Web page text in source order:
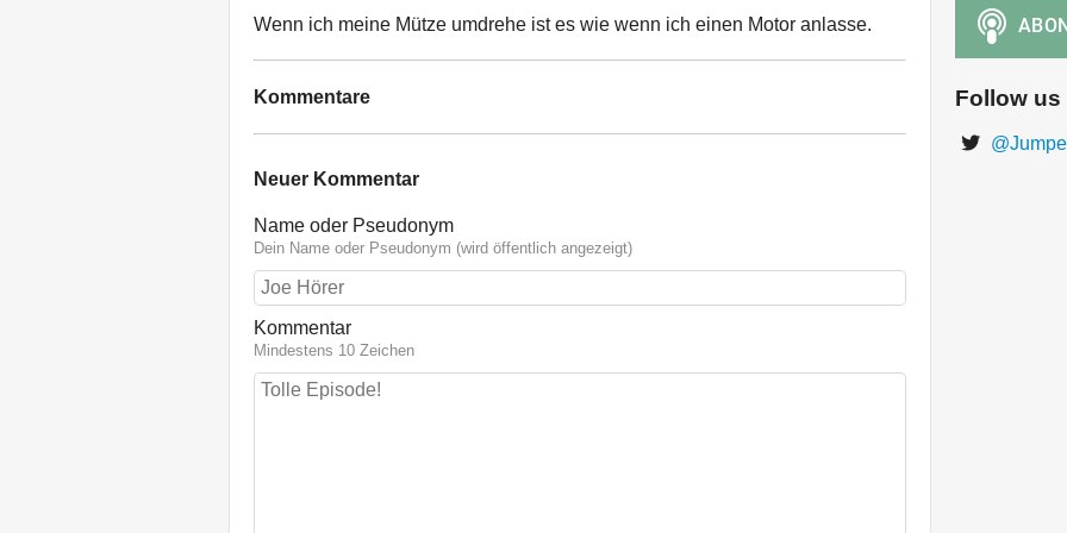
Wenn ich meine Mütze umdrehe ist es wie wenn ich einen Motor anlasse.
Kommentare
Neuer Kommentar
Name oder Pseudonym
Dein Name oder Pseudonym (wird öffentlich angezeigt)
Kommentar
Mindestens 10 Zeichen
Follow us